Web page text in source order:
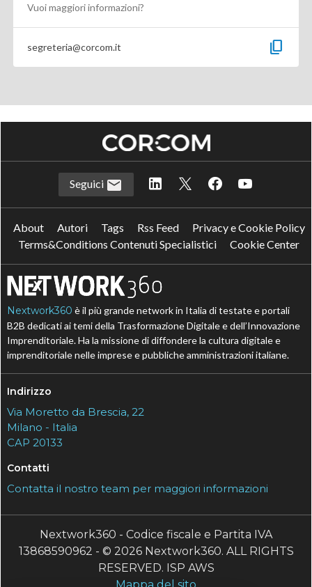
Vuoi maggiori informazioni?
segreteria@corcom.it content_copy
Seguici
About Autori Tags Rss Feed
Privacy e Cookie Policy
Terms&Conditions Contenuti Specialistici
Cookie Center
Nextwork360 è il più grande network in Italia di testate e portali
B2B dedicati ai temi della Trasformazione Digitale e dell’Innovazione
Imprenditoriale. Ha la missione di diffondere la cultura digitale e
imprenditoriale nelle imprese e pubbliche amministrazioni italiane.
Indirizzo
Via Moretto da Brescia, 22
Milano - Italia
CAP 20133
Contatti
Contatta il nostro team per maggiori informazioni
Nextwork360 - Codice fiscale e Partita IVA
13868590962 - © 2026 Nextwork360. ALL RIGHTS
RESERVED. ISP AWS